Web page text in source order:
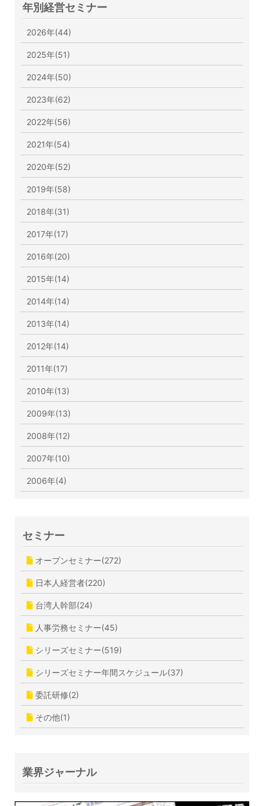
年別経営セミナー
2026年(44)
2025年(51)
2024年(50)
2023年(62)
2022年(56)
2021年(54)
2020年(52)
2019年(58)
2018年(31)
2017年(17)
2016年(20)
2015年(14)
2014年(14)
2013年(14)
2012年(14)
2011年(17)
2010年(13)
2009年(13)
2008年(12)
2007年(10)
2006年(4)
セミナー
オープンセミナー(272)
日本人経営者(220)
台湾人幹部(24)
人事労務セミナー(45)
シリーズセミナー(519)
シリーズセミナー年間スケジュール(37)
委託研修(2)
その他(1)
業界ジャーナル